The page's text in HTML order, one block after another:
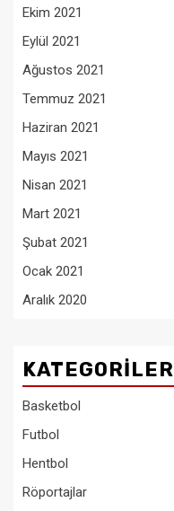
Ekim 2021
Eylül 2021
Ağustos 2021
Temmuz 2021
Haziran 2021
Mayıs 2021
Nisan 2021
Mart 2021
Şubat 2021
Ocak 2021
Aralık 2020
KATEGORILER
Basketbol
Futbol
Hentbol
Röportajlar